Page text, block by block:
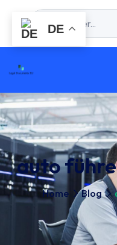
auto
Home Blog
DE